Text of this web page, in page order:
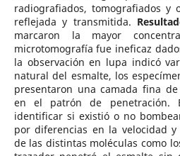
radiografiados, tomografiados y
reflejada y transmitida.
marcaron la mayor
microtomografía fue ineficaz
la observación en lupa indicó
natural del esmalte, los
presentaron una camada fina
en el patrón de penetración.
identificar si existió o no
por diferencias en la velocidad
de las distintas moléculas como